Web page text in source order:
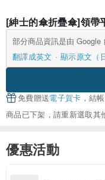
[紳士的傘折疊傘]領帶
部分商品資訊是由 Google
翻譯成英文
顯示原文（
免費贈送電子賀卡 ，結
商品已下架，請重新選取其
優惠活動